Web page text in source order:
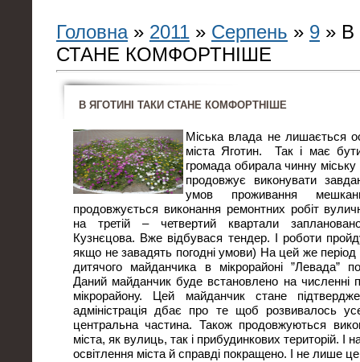
Головна» 2011 » Серпень » 9 »
СТАНЕ КОМФОРТНІШЕ
В ЯГОТИНІ ТАКИ СТАНЕ КОМФОРТНІШЕ
Міська влада не лишається
міста Яготин. Так і має
громада обирала чинну
продовжує виконувати
умов проживання
продовжується виконання ремонтних робіт
на третій – четвертий квартали
Кузнєцова. Вже відбувася тендер. І роботи
якщо не завадять погодні умови) На цей же
дитячого майданчика в мікрорайоні ”Левада”
Даний майданчик буде встановлено на численні
мікрорайону. Цей майданчик стане
адміністрація дбає про те щоб розвивалось
центральна частина. Також продовжуються
міста, як вулиць, так і прибудинкових територій. І
освітлення міста й справді покращено. І не лише